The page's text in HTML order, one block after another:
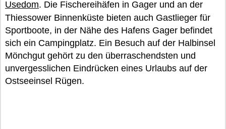
Usedom. Die Fischereihäfen in Gager und an der
Thiessower Binnenküste bieten auch Gastlieger für
Sportboote, in der Nähe des Hafens Gager befindet
sich ein Campingplatz. Ein Besuch auf der Halbinsel
Mönchgut gehört zu den überraschendsten und
unvergesslichen Eindrücken eines Urlaubs auf der
Ostseeinsel Rügen.